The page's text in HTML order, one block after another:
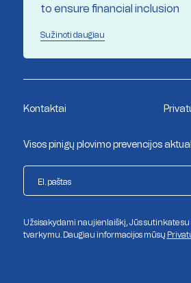
to ensure financial inclusion
Sužinoti daugiau
Kontaktai
Visos pinigų plovimo prevencijos
Užsisakydami naujienlaiškį, Jūs sutinkate
tvarkymu. Daugiau informacijos mūsų